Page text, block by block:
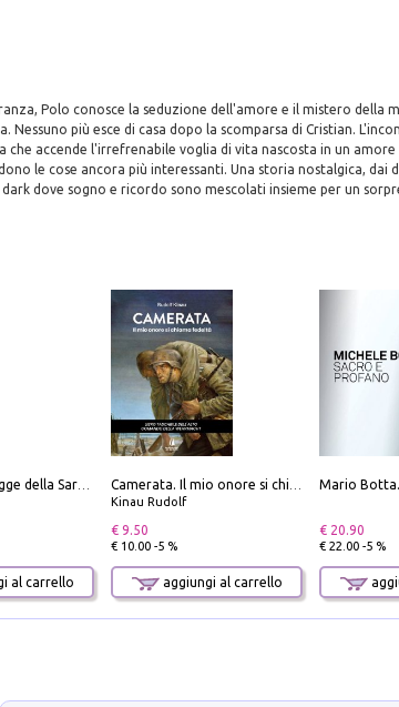
Polo conosce la seduzione dell'amore e il mistero della
Nessuno più esce di casa dopo la scomparsa di Cristian.
che accende l'irrefrenabile voglia di vita nascosta in un
le cose ancora più interessanti. Una storia nostalgica, dai
dove sogno e ricordo sono mescolati insieme per un
al carrello
Kinau Rudolf
€ 9.50
€ 10.00 -5 %
aggiungi al carrello
€ 20.90
€ 22.00 -5 %